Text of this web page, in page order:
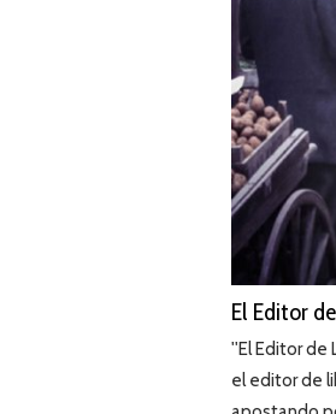
El Editor
''El Editor de
el editor de